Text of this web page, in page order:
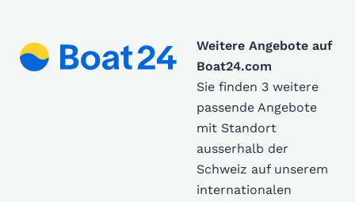
Weitere Angebote auf
Boat24.com
Sie finden 3 weitere
passende Angebote
mit Standort
ausserhalb der
Schweiz auf unserem
internationalen